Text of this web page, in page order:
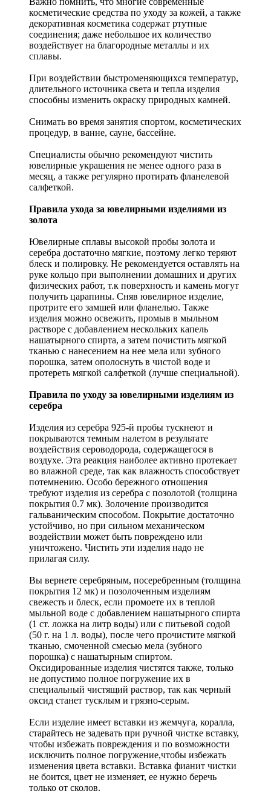
косметические средства по уходу за кожей, а также
декоративная косметика содержат ртутные
соединения; даже небольшое их количество
воздействует на благородные металлы и их
сплавы.
При воздействии быстроменяющихся температур,
длительного источника света и тепла изделия
способны изменить окраску природных камней.
Снимать во время занятия спортом, косметических
процедур, в ванне, сауне, бассейне.
Специалисты обычно рекомендуют чистить
ювелирные украшения не менее одного раза в
месяц, а также регулярно протирать фланелевой
салфеткой.
Правила ухода за ювелирными изделиями из
золота
Ювелирные сплавы высокой пробы золота и
серебра достаточно мягкие, поэтому легко теряют
блеск и полировку. Не рекомендуется оставлять на
руке кольцо при выполнении домашних и других
физических работ, т.к поверхность и камень могут
получить царапины. Сняв ювелирное изделие,
протрите его замшей или фланелью. Также
изделия можно освежить, промыв в мыльном
растворе с добавлением нескольких капель
нашатырного спирта, а затем почистить мягкой
тканью с нанесением на нее мела или зубного
порошка, затем ополоснуть в чистой воде и
протереть мягкой салфеткой (лучше специальной).
Правила по уходу за ювелирными изделиям из
серебра
Изделия из серебра 925-й пробы тускнеют и
покрываются темным налетом в результате
воздействия сероводорода, содержащегося в
воздухе. Эта реакция наиболее активно протекает
во влажной среде, так как влажность способствует
потемнению. Особо бережного отношения
требуют изделия из серебра с позолотой (толщина
покрытия 0.7 мк). Золочение производится
гальваническим способом. Покрытие достаточно
устойчиво, но при сильном механическом
воздействии может быть повреждено или
уничтожено. Чистить эти изделия надо не
прилагая силу.
Вы вернете серебряным, посеребренным (толщина
покрытия 12 мк) и позолоченным изделиям
свежесть и блеск, если промоете их в теплой
мыльной воде с добавлением нашатырного спирта
(1 ст. ложка на литр воды) или с питьевой содой
(50 г. на 1 л. воды), после чего прочистите мягкой
тканью, смоченной смесью мела (зубного
порошка) с нашатырным спиртом.
Оксидированные изделия чистятся также, только
не допустимо полное погружение их в
специальный чистящий раствор, так как черный
оксид станет тусклым и грязно-серым.
Если изделие имеет вставки из жемчуга, коралла,
старайтесь не задевать при ручной чистке вставку,
чтобы избежать повреждения и по возможности
исключить полное погружение,чтобы избежать
изменения цвета вставки. Вставка фианит чистки
не боится, цвет не изменяет, ее нужно беречь
только от сколов.